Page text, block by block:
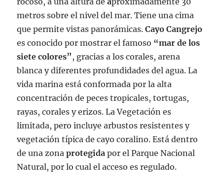
metros sobre el nivel del mar. Tiene una cima
que permite vistas panorámicas.Cayo Cangrejo
es conocido por mostrar el famoso “mar de los
siete colores” , gracias a los corales, arena
blanca y diferentes profundidades del agua. La
vida marina está conformada por la alta
concentración de peces tropicales, tortugas,
rayas, corales y erizos. La Vegetación es
limitada, pero incluye arbustos resistentes y
vegetación típica de cayo coralino. Está dentro
de una zonaprotegidapor el Parque Nacional
Natural, por lo cual el acceso es regulado.